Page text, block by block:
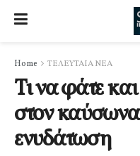
Home ΤΕΛΕΥΤΑΙΑ ΝΕΑ
Τι να φάτε
στον
ενυδάτωση